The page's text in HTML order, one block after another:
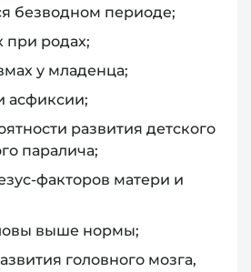
безводном периоде;
при родах;
у младенца;
асфиксии;
развития детского
паралича;
факторов матери и
выше нормы;
головного мозга,